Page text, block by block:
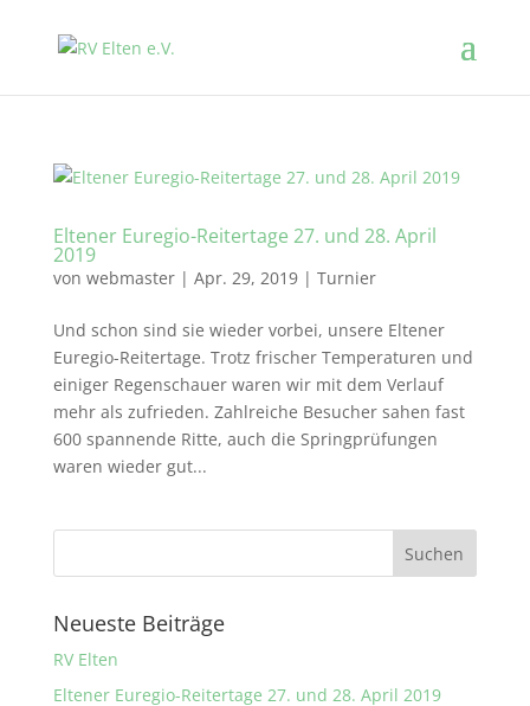
Eltener Euregio-Reitertage 27. und 28. April
2019
von webmaster| Apr. 29, 2019| Turnier
Und schon sind sie wieder vorbei, unsere Eltener
Euregio-Reitertage. Trotz frischer Temperaturen und
einiger Regenschauer waren wir mit dem Verlauf
mehr als zufrieden. Zahlreiche Besucher sahen fast
600 spannende Ritte, auch die Springprüfungen
waren wieder gut...
Neueste Beiträge
RV Elten
Eltener Euregio-Reitertage 27. und 28. April 2019